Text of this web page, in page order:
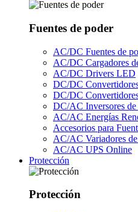
Fuentes de poder
AC/DC Fuentes de
AC/DC Cargadores
AC/DC Drivers LED
DC/DC
DC/DC
DC/AC Inversores de
AC/AC Energías
Accesorios para
AC/AC Variadores
AC/AC UPS Online
Protección
Protección